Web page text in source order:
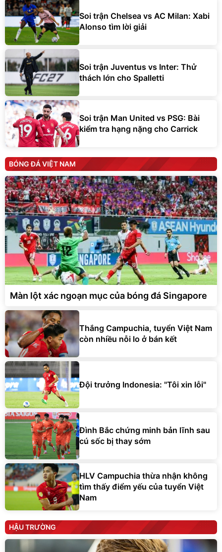
Soi trận Chelsea vs AC Milan: Xabi
Alonso tìm lời giải
Soi trận Juventus vs Inter: Thử
thách lớn cho Spalletti
Soi trận Man United vs PSG: Bài
kiểm tra hạng nặng cho Carrick
BÓNG ĐÁ VIỆT NAM
Màn lột xác ngoạn mục của bóng đá Singapore
Thắng Campuchia, tuyển Việt Nam
còn nhiều nỗi lo ở bán kết
Đội trưởng Indonesia: "Tôi xin lỗi"
Đình Bắc chứng minh bản lĩnh sau
cú sốc bị thay sớm
HLV Campuchia thừa nhận không
tìm thấy điểm yếu của tuyển Việt
Nam
HẬU TRƯỜNG